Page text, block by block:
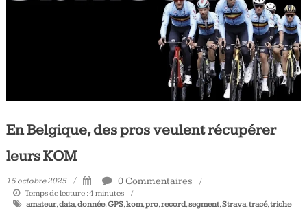
En Belgique, des pros veulent récupérer
leurs KOM
15 octobre 2025 0 Commentaires
Temps de lecture :4 minutes
amateur,data,donnée,GPS,kom,pro,record,segment,Strava,tracé,triche